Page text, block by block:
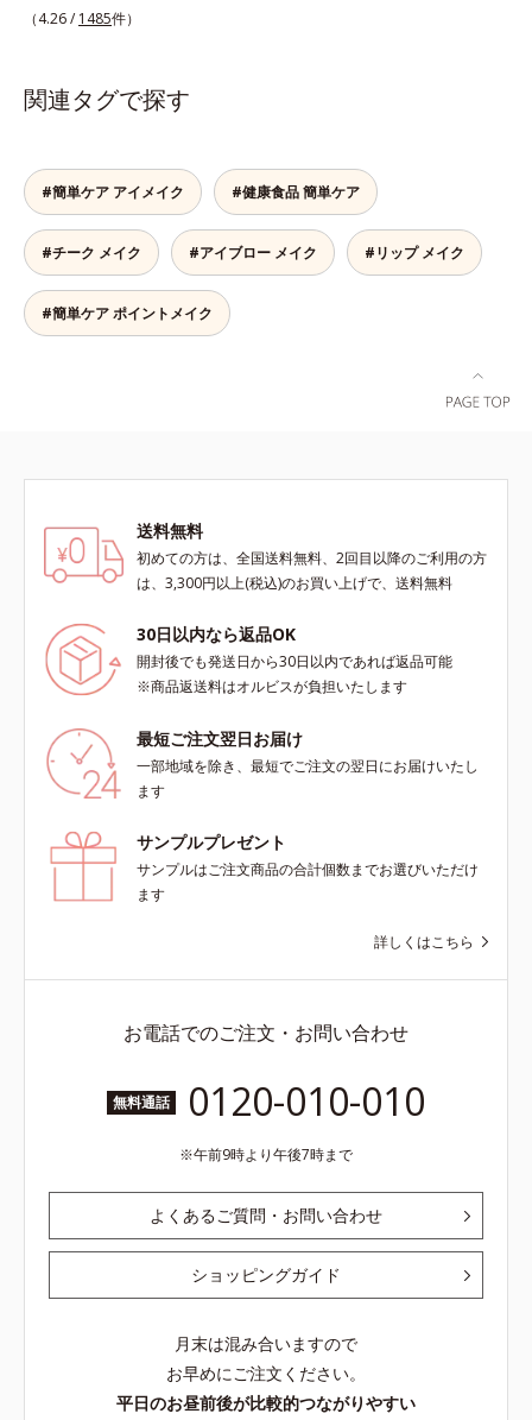
自分にぴったりの眉色が作れます。
のもの。眉を立体的に描くだけで、
ぐっとアカ抜けた印象になります。
ウダー」の成せるワザ。軽くブラシ
を引くだけで、眉尻ラインまでキレ
イに描け、仕上がりはどこまでもナ
チュラル。汗、皮脂にも強く、描き
たての美しい眉を1日中持続しま
す。
（4.26 / 1485件）
関連タグで探す
#簡単ケア アイメイク #健康食品 簡単ケア
#チーク メイク #アイブロー メイク #リップ メイク
#簡単ケア ポイントメイク
送料無料
初めての方は、全国送料無料、2回目以降のご利用の方
は、3,300円以上(税込)のお買い上げで、送料無料
30日以内なら返品OK
開封後でも発送日から30日以内であれば返品可能
※商品返送料はオルビスが負担いたします
最短ご注文翌日お届け
一部地域を除き、最短でご注文の翌日にお届けいたし
ます
サンプルプレゼント
サンプルはご注文商品の合計個数までお選びいただけ
ます
詳しくはこちら
お電話でのご注文・お問い合わせ
無料通話 0120-010-010
午前9時より午後7時まで
よくあるご質問・お問い合わせ
ショッピングガイド
月末は混み合いますので
お早めにご注文ください。
平日のお昼前後が比較的つながりやすい